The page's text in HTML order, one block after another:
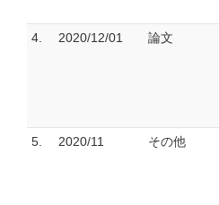
4. 2020/12/01 論文
5. 2020/11 その他